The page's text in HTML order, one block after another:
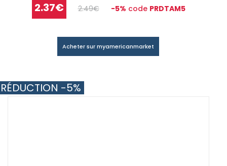
2.37€ 2.49€ -5% code PRDTAM5
Acheter sur myamericanmarket
RÉDUCTION -5%